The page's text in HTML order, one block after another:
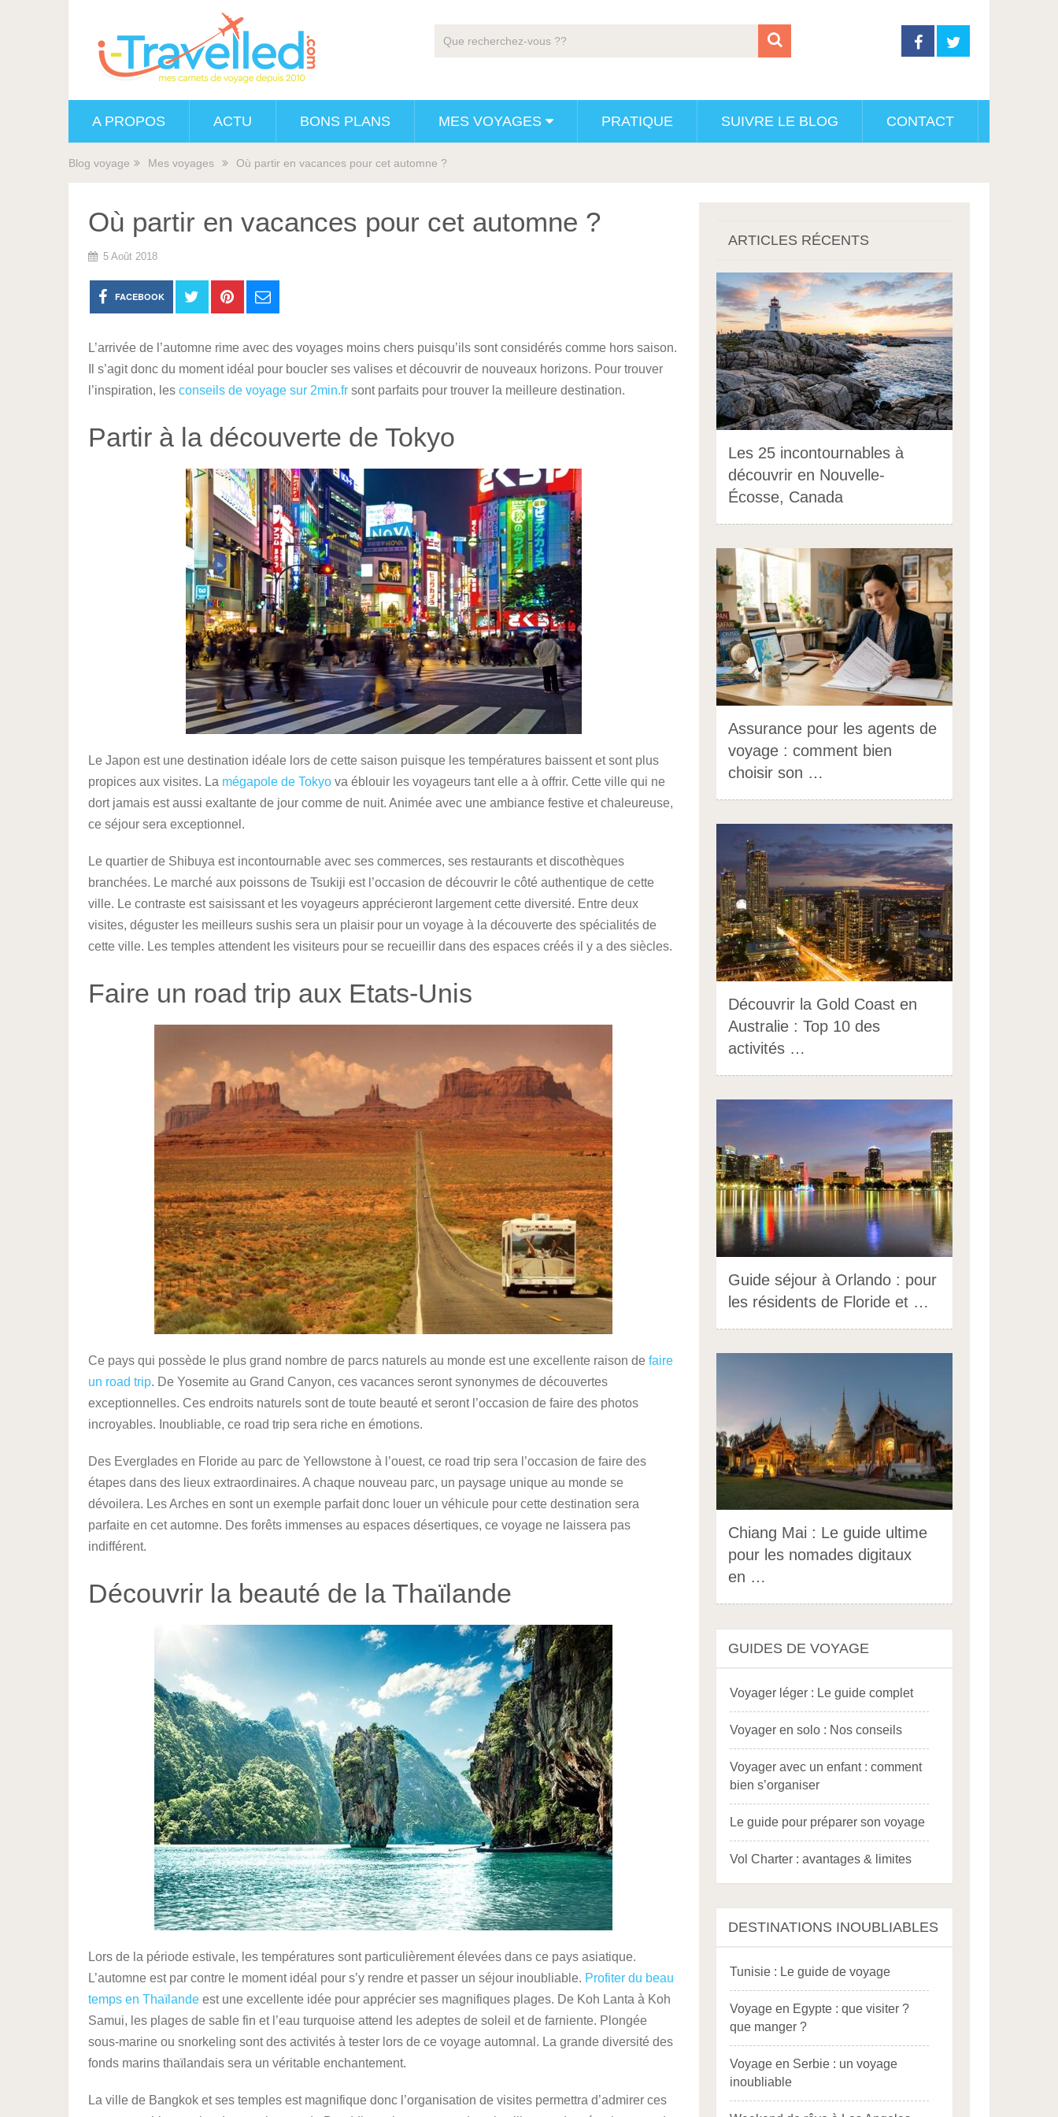
A PROPOS ACTU BONS PLANS MES VOYAGES PRATIQUE SUIVRE LE BLOG CONTACT
Blog voyage Mes voyages Où partir en vacances pour cet automne ?
Où partir en vacances pour cet automne ?
5 Août 2018
FACEBOOK
L’arrivée de l’automne rime avec des voyages moins chers puisqu’ils sont considérés comme hors saison.
Il s’agit donc du moment idéal pour boucler ses valises et découvrir de nouveaux horizons. Pour trouver
l’inspiration, les conseils de voyage sur 2min.fr sont parfaits pour trouver la meilleure destination.
Partir à la découverte de Tokyo
Le Japon est une destination idéale lors de cette saison puisque les températures baissent et sont plus
propices aux visites. La mégapole de Tokyo va éblouir les voyageurs tant elle a à offrir. Cette ville qui ne
dort jamais est aussi exaltante de jour comme de nuit. Animée avec une ambiance festive et chaleureuse,
ce séjour sera exceptionnel.
Le quartier de Shibuya est incontournable avec ses commerces, ses restaurants et discothèques
branchées. Le marché aux poissons de Tsukiji est l’occasion de découvrir le côté authentique de cette
ville. Le contraste est saisissant et les voyageurs apprécieront largement cette diversité. Entre deux
visites, déguster les meilleurs sushis sera un plaisir pour un voyage à la découverte des spécialités de
cette ville. Les temples attendent les visiteurs pour se recueillir dans des espaces créés il y a des siècles.
Faire un road trip aux Etats-Unis
Ce pays qui possède le plus grand nombre de parcs naturels au monde est une excellente raison de faire
un road trip. De Yosemite au Grand Canyon, ces vacances seront synonymes de découvertes
exceptionnelles. Ces endroits naturels sont de toute beauté et seront l’occasion de faire des photos
incroyables. Inoubliable, ce road trip sera riche en émotions.
Des Everglades en Floride au parc de Yellowstone à l’ouest, ce road trip sera l’occasion de faire des
étapes dans des lieux extraordinaires. A chaque nouveau parc, un paysage unique au monde se
dévoilera. Les Arches en sont un exemple parfait donc louer un véhicule pour cette destination sera
parfaite en cet automne. Des forêts immenses au espaces désertiques, ce voyage ne laissera pas
indifférent.
Découvrir la beauté de la Thaïlande
Lors de la période estivale, les températures sont particulièrement élevées dans ce pays asiatique.
L’automne est par contre le moment idéal pour s’y rendre et passer un séjour inoubliable. Profiter du beau
temps en Thaïlande est une excellente idée pour apprécier ses magnifiques plages. De Koh Lanta à Koh
Samui, les plages de sable fin et l’eau turquoise attend les adeptes de soleil et de farniente. Plongée
sous-marine ou snorkeling sont des activités à tester lors de ce voyage automnal. La grande diversité des
fonds marins thaïlandais sera un véritable enchantement.
La ville de Bangkok et ses temples est magnifique donc l’organisation de visites permettra d’admirer ces
ARTICLES RÉCENTS
Les 25 incontournables à
découvrir en Nouvelle-
Écosse, Canada
Assurance pour les agents de
voyage : comment bien
choisir son …
Découvrir la Gold Coast en
Australie : Top 10 des
activités …
Guide séjour à Orlando : pour
les résidents de Floride et …
Chiang Mai : Le guide ultime
pour les nomades digitaux
en …
GUIDES DE VOYAGE
Voyager léger : Le guide complet
Voyager en solo : Nos conseils
Voyager avec un enfant : comment
bien s’organiser
Le guide pour préparer son voyage
Vol Charter : avantages & limites
DESTINATIONS INOUBLIABLES
Tunisie : Le guide de voyage
Voyage en Egypte : que visiter ?
que manger ?
Voyage en Serbie : un voyage
inoubliable